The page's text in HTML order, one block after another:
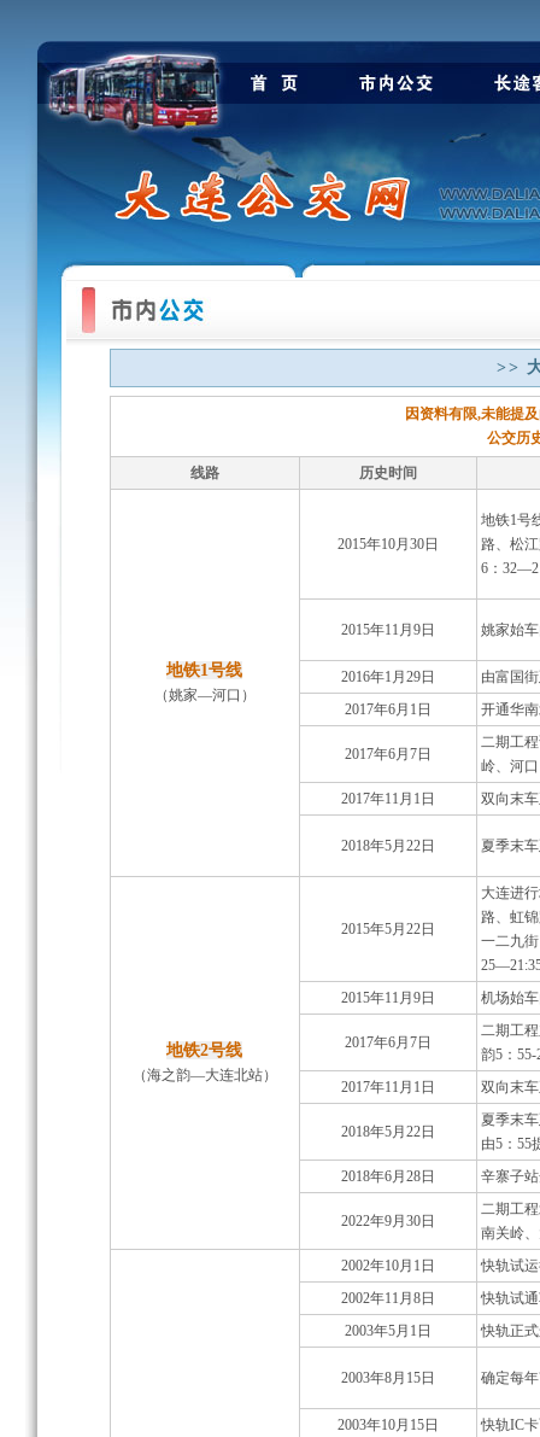
>>
因资料有限,未能提
公交历
线路 历史时间
地铁1号线
（姚家—河口）
2015年10月30日
地铁1号
路、松
6：
2015年11月9日 姚家始
2016年1月29日
由富国
2017年6月1日
开通华
2017年6月7日
二期工
岭、河
2017年11月1日
双向末
2018年5月22日 夏季末
地铁2号线
（海之韵—大连北站）
2015年5月22日
大连进
路、虹
一二九
2015年11月9日
机场始
2017年6月7日
二期工
韵5：
2017年11月1日
双向末
2018年5月22日
夏季末
由5：55
2018年6月28日
辛寨子
2022年9月30日
二期工
南关岭
2002年10月1日
快轨试
2002年11月8日
快轨试
2003年5月1日
快轨正
2003年8月15日 确定每
2003年10月15日
快轨IC